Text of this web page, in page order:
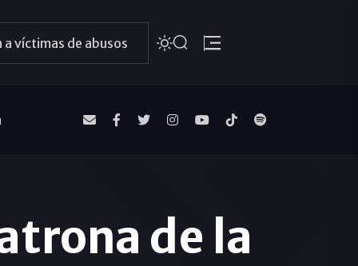
víctimas de abusos
de la